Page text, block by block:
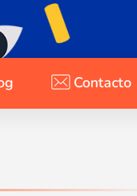
Contacto